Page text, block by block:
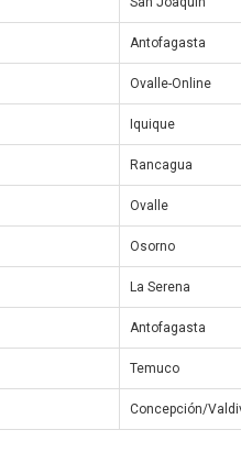
Antofagasta
Ovalle-Online
Iquique
Rancagua
Ovalle
Osorno
La Serena
Antofagasta
Temuco
Concepción/